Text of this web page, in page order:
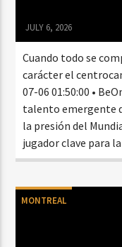
JULY 6, 2026
Cuando todo se
carácter el
07-06 01:50:00 •
talento emergente
la presión del
jugador clave para
MONTREAL